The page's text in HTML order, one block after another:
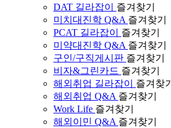
DAT 길라잡이
즐겨찾기
미치대진학 Q&A 즐겨찾기
PCAT 길라잡이
즐겨찾기
미약대진학 Q&A 즐겨찾기
구인/구직게시판 즐겨찾기
비자&그린카드 즐겨찾기
해외취업 길라잡이
즐겨찾기
해외취업 Q&A 즐겨찾기
Work Life 즐겨찾기
해외이민 Q&A 즐겨찾기